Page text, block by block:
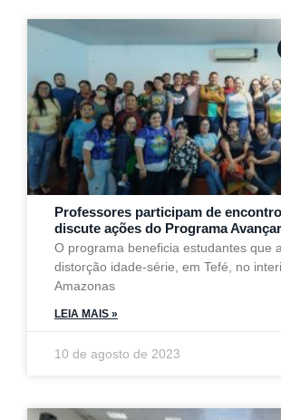
Professores participam de
discute ações do Programa
O programa beneficia estudantes que
distorção idade-série, em Tefé, no
Amazonas
LEIA MAIS »
10 de agosto de 2023